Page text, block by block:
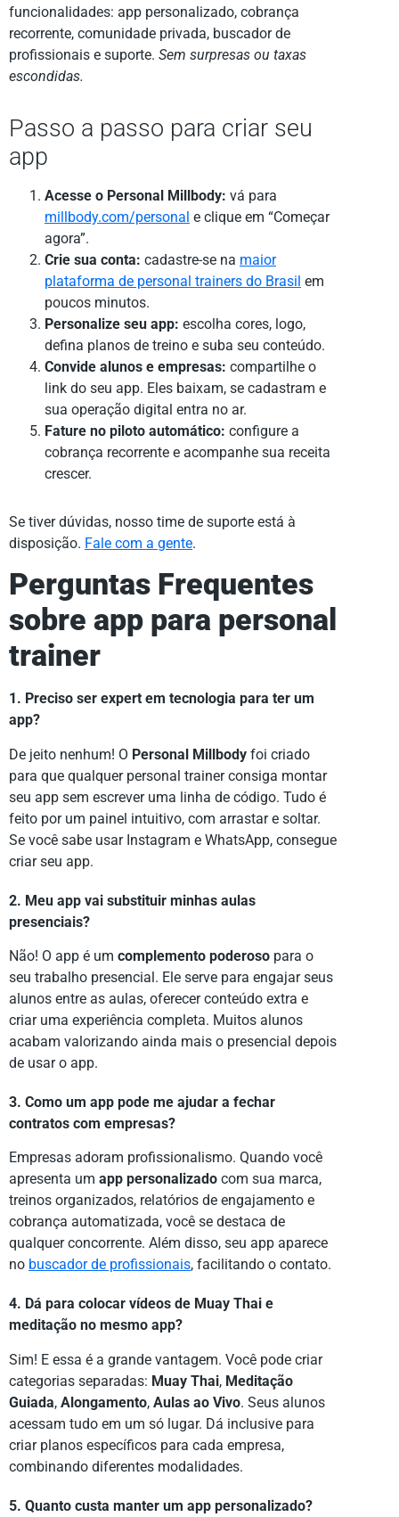
funcionalidades: app personalizado, cobrança
recorrente, comunidade privada, buscador de
profissionais e suporte. Sem surpresas ou taxas
escondidas.
Passo a passo para criar seu
app
Acesse o Personal Millbody: vá para
millbody.com/personal e clique em “Começar
agora”.
Crie sua conta: cadastre-se na maior
plataforma de personal trainers do Brasil em
poucos minutos.
Personalize seu app: escolha cores, logo,
defina planos de treino e suba seu conteúdo.
Convide alunos e empresas: compartilhe o
link do seu app. Eles baixam, se cadastram e
sua operação digital entra no ar.
Fature no piloto automático: configure a
cobrança recorrente e acompanhe sua receita
crescer.
Se tiver dúvidas, nosso time de suporte está à
disposição. Fale com a gente.
Perguntas Frequentes
sobre app para personal
trainer
1. Preciso ser expert em tecnologia para ter um
app?
De jeito nenhum! O Personal Millbody foi criado
para que qualquer personal trainer consiga montar
seu app sem escrever uma linha de código. Tudo é
feito por um painel intuitivo, com arrastar e soltar.
Se você sabe usar Instagram e WhatsApp, consegue
criar seu app.
2. Meu app vai substituir minhas aulas
presenciais?
Não! O app é um complemento poderoso para o
seu trabalho presencial. Ele serve para engajar seus
alunos entre as aulas, oferecer conteúdo extra e
criar uma experiência completa. Muitos alunos
acabam valorizando ainda mais o presencial depois
de usar o app.
3. Como um app pode me ajudar a fechar
contratos com empresas?
Empresas adoram profissionalismo. Quando você
apresenta um app personalizado com sua marca,
treinos organizados, relatórios de engajamento e
cobrança automatizada, você se destaca de
qualquer concorrente. Além disso, seu app aparece
no buscador de profissionais, facilitando o contato.
4. Dá para colocar vídeos de Muay Thai e
meditação no mesmo app?
Sim! E essa é a grande vantagem. Você pode criar
categorias separadas: Muay Thai, Meditação
Guiada, Alongamento, Aulas ao Vivo. Seus alunos
acessam tudo em um só lugar. Dá inclusive para
criar planos específicos para cada empresa,
combinando diferentes modalidades.
5. Quanto custa manter um app personalizado?